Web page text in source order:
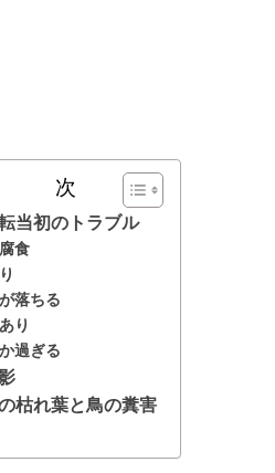
当初のトラブル
食
落ちる
り
過ぎる
枯れ葉と鳥の糞害